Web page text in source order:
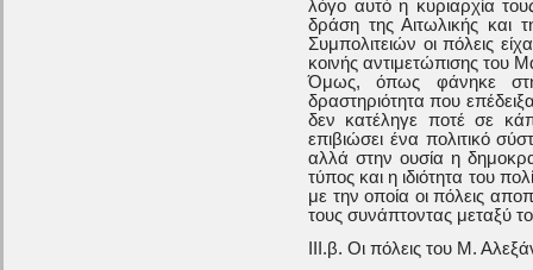
λόγο αυτό η κυριαρχία
δράση της Αιτωλικής και
Συμπολιτειών οι πόλεις
κοινής αντιμετώπισης του
Όμως, όπως φάνηκε
δραστηριότητα που
δεν κατέληγε ποτέ σε
επιβιώσει ένα πολιτικό
αλλά στην ουσία η
τύπος και η ιδιότητα του
με την οποία οι πόλεις
τους συνάπτοντας μεταξύ
ΙΙΙ.β. Οι πόλεις του Μ.